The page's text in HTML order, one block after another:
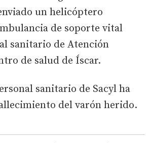
un helicóptero
de soporte vital
sanitario de Atención
de salud de Íscar.
sanitario de Sacyl ha
del varón herido.